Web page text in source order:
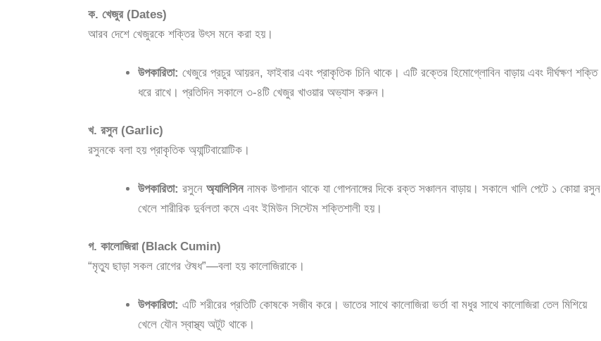
ক. খেজুর (Dates)
আরব দেশে খেজুরকে শক্তির উৎস মনে করা হয়।
উপকারিতা: খেজুরে প্রচুর আয়রন, ফাইবার এবং প্রাকৃতিক চিনি থাকে। এটি রক্তের হিমোগ্লোবিন বাড়ায় এবং দীর্ঘক্ষণ শক্তি
ধরে রাখে। প্রতিদিন সকালে ৩-৪টি খেজুর খাওয়ার অভ্যাস করুন।
খ. রসুন (Garlic)
রসুনকে বলা হয় প্রাকৃতিক অ্যান্টিবায়োটিক।
উপকারিতা: রসুনে অ্যালিসিননামক উপাদান থাকে যা গোপনাঙ্গের দিকে রক্ত সঞ্চালন বাড়ায়। সকালে খালি পেটে ১ কোয়া রসুন
খেলে শারীরিক দুর্বলতা কমে এবং ইমিউন সিস্টেম শক্তিশালী হয়।
গ. কালোজিরা (Black Cumin)
“মৃত্যু ছাড়া সকল রোগের ঔষধ”—বলা হয় কালোজিরাকে।
উপকারিতা: এটি শরীরের প্রতিটি কোষকে সজীব করে। ভাতের সাথে কালোজিরা ভর্তা বা মধুর সাথে কালোজিরা তেল মিশিয়ে
খেলে যৌন স্বাস্থ্য অটুট থাকে।